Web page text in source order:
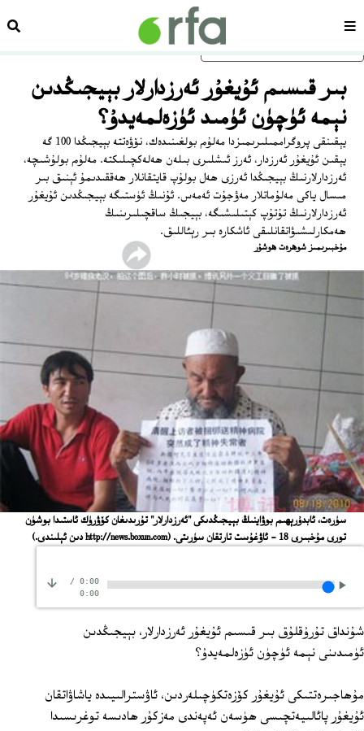
ئاساسلىق مەزمۇنغا ئاتلاڭسەھىپە
بىر قىسىم ئۇيغۇر ئەرزدارلار بېيجىڭدىن
نېمە ئۈچۈن ئۈمىد ئۈزەلمەيدۇ؟
يېقىنقى پروگراممىلىرىمىزدا مەلۇم بولغىنىدەك، نۆۋەتتە بېيجىڭدا 100 گە
يېقىن ئۇيغۇر ئەرزدار، ئەرز ئىشلىرى بىلەن ھەلەكچىلىكتە. مەلۇم بولۇشىچە،
ئەرزدارلارنىڭ بېيجىڭدا ئەرزى ھەل بولۇپ قايتقانلار ھەققىدىمۇ ئېنىق بىر
مىسال ياكى مەلۇماتلار مەۋجۇت ئەمەس. ئۇنىڭ ئۈستىگە بېيجىڭدىن ئۇيغۇر
ئەرزدارلارنىڭ تۇتۇپ كېتىلىشىگە، بېيجىڭ ساقچىلىرىنىڭ
ھەمكارلىشىۋاتقانلىقى ئاشكارە بىر رېئاللىق.
ﻣﯘﺧﺒﯩﺮﯨﻤﯩﺰ ﺷﻮﻫﺮﻩﺕ ﻫﻮﺷﯘﺭ
ﺳﯜﺭﻩﺕ، ﺋﺎﺑﺪﯗﺭﯦﻬﯩﻢ ﺑﻮﯞﺍﻳﻨﯩﯔ ﺑﯧﻴﺠﯩﯖﺪﯨﻜﻰ "ﺋﻪﺭﺯﺩﺍﺭﻻﺭ" ﺗﯘﺭﯨﺪﯨﻐﺎﻥ ﻛﯚﯞﺭﯛﻙ ﺋﺎﺳﺘﯩﺪﺍ ﺑﻮﺷﯜﻥ
ﺗﻮﺭﻯ ﻣﯘﺧﺒﯩﺮﻯ 18 - ﺋﺎﯞﻏﯘﺳﺖ ﺗﺎﺭﺗﻘﺎﻥ ﺳﯜﺭﯨﺘﻰ.
(http://news.boxun.com ﺩﯨﻦ ﺋﯧﻠﯩﻨﺪﻯ.)
0:00
/
0:00
شۇنداق تۇرۇقلۇق بىر قىسىم ئۇيغۇر ئەرزدارلار، بېيجىڭدىن
ئۈمىدىنى نېمە ئۈچۈن ئۈزەلمەيدۇ؟
مۇھاجىرەتتىكى ئۇيغۇر كۆزەتكۈچىلەردىن، ئاۋسترالىيىدە ياشاۋاتقان
ئۇيغۇر پائالىيەتچىسى ھۈسەن ئەپەندى مەزكۇر ھادىسە توغرىسىدا